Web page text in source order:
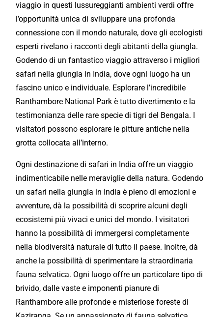
viaggio in questi lussureggianti ambienti verdi offre
l’opportunità unica di sviluppare una profonda
connessione con il mondo naturale, dove gli ecologisti
esperti rivelano i racconti degli abitanti della giungla.
Godendo di un fantastico viaggio attraverso i migliori
safari nella giungla in India, dove ogni luogo ha un
fascino unico e individuale. Esplorare l’incredibile
Ranthambore National Park è tutto divertimento e la
testimonianza delle rare specie di tigri del Bengala. I
visitatori possono esplorare le pitture antiche nella
grotta collocata all’interno.
Ogni destinazione di safari in India offre unviaggio
indimenticabile nelle meraviglie della natura. Godendo
un safari nella giungla in India è pieno di emozioni e
avventure, dà la possibilità di scoprire alcuni degli
ecosistemi più vivaci e unici del mondo. I visitatori
hanno la possibilità di immergersi completamente
nella biodiversità naturale di tutto il paese. Inoltre, dà
anche la possibilità di sperimentare la straordinaria
fauna selvatica. Ogni luogo offre un particolare tipo di
brivido, dalle vaste e imponenti pianure di
Ranthambore alle profonde e misteriose foreste di